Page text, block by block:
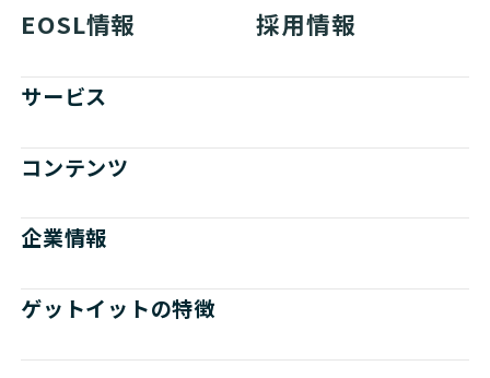
EOSL情報
採用情報
サービス
コンテンツ
企業情報
ゲットイットの特徴